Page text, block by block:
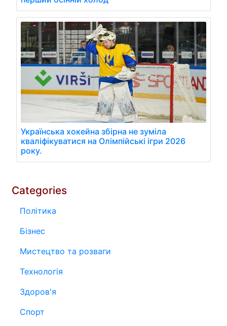
Українська хокейна збірна не зуміла
кваліфікуватися на Олімпійські ігри 2026
року.
Categories
Політика
Бізнес
Мистецтво та розваги
Технологія
Здоров'я
Спорт